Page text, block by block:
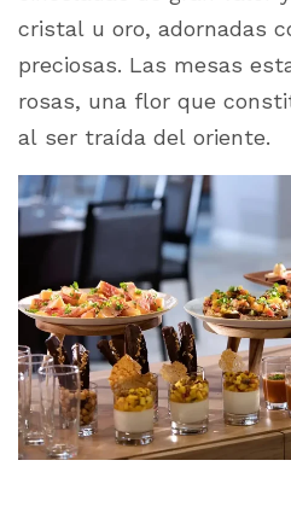
cristal u oro, adornadas
preciosas. Las mesas
rosas, una flor que
al ser traída del oriente.